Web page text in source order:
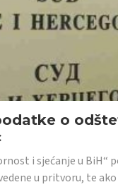
o
i sjećanje u
u pritvoru, te